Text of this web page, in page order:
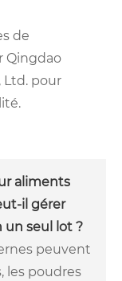
de
Qingdao
Ltd. pour
aliments
il gérer
un seul lot ?
peuvent
les poudres